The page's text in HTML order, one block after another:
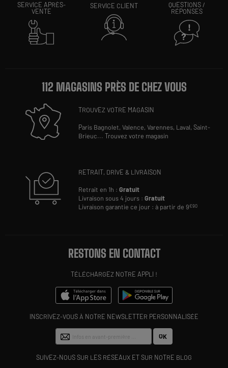
SERVICE APRÈS-
VENTE
SERVICE CLIENT
QUESTIONS /
RÉPONSES
112 MAGASINS PRÈS DE CHEZ VOUS
TROUVEZ VOTRE MAGASIN
Paris Bagnolet,Valence,Varennes, Laval,Saint-
Brieuc...Trouvez votre magasin
RETRAIT, DRIVE & LIVRAISON
Retrait en 1h :Gratuit
Livraison sous 4 jours :Gratuit
Livraison garantie ce jour : à partir de 9€90
RESTONS EN CONTACT
TÉLÉCHARGEZ NOTRE APPLI !
INSCRIVEZ-VOUS À NOTRE NEWSLETTER PERSONNALISÉE
OK
SUIVEZ-NOUS SUR LES RÉSEAUX ET SUR NOTRE BLOG